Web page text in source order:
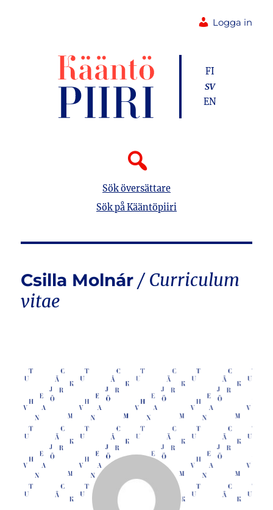
Logga in
Sök översättare
Sök på Kääntöpiiri
FI
SV
EN
Csilla Molnár